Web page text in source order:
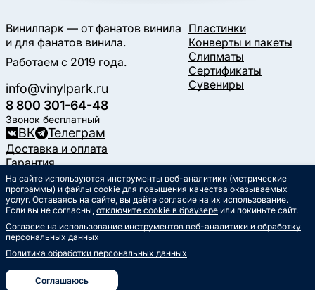
Винилпарк — от фанатов винила
и для фанатов винила.
Работаем с 2019 года.
info@vinylpark.ru
8 800 301-64-48
Звонок бесплатный
ВК Телеграм
Пластинки
Конверты и пакеты
Слипматы
Сертификаты
Сувениры
Доставка и оплата
Гарантия
Контакты
Статьи
Музыкальный календарь
Документы
Публичная оферта
Политика обработки
Согласие на обработкуперсональных данных
На сайте используются инструменты веб-аналитики (метрические
программы) и файлы cookie для повышения качества оказываемых
услуг. Оставаясь на сайте, вы даёте согласие на их использование.
Если вы не согласны, отключите cookie в браузере или покиньте сайт.
Согласие на использование инструментов веб-аналитики и обработку
персональных данных
Политика обработки персональных данных
Соглашаюсь